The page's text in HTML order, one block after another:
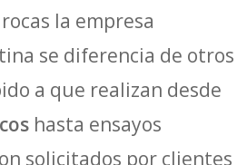
la empresa
se diferencia de otros
a que realizan desde
hasta ensayos
solicitados por clientes